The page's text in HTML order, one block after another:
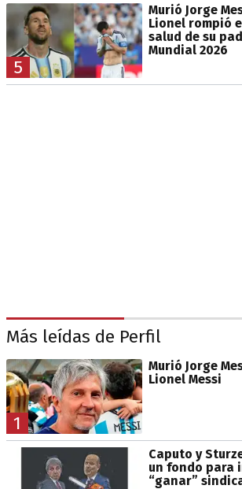
5
Murió Jorge
Lionel rompió
salud de su
Mundial 2026
Más leídas de Perfil
1
Murió Jorge
Lionel Messi
Caputo y
un fondo para
“ganar”